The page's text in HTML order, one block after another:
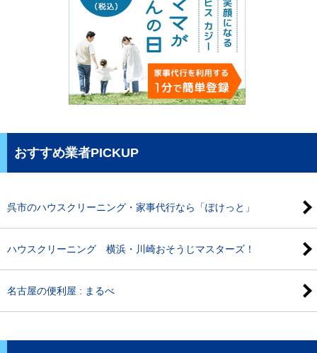
おすすめ業者PICKUP
呉市のハウスクリーニング・家事代行なら「ぽけっと」
ハウスクリーニング 横浜・川崎おそうじマスターズ！
名古屋の便利屋 : まるべ